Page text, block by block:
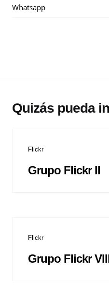
Whatsapp
Quizás pueda
Flickr
Grupo Flickr II
Flickr
Grupo Flickr